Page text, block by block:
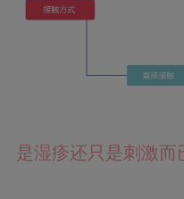
是湿疹还只是刺激而